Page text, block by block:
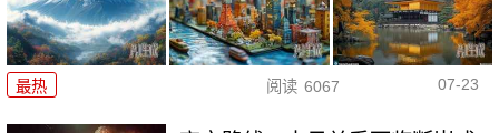
最热 阅读 6067 07-23